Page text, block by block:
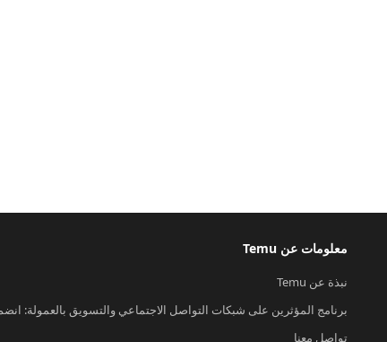
معلومات عن Temu
نبذة عن Temu
برنامج المؤثرين على شبكات التواصل الاجتماعي والتسويق بالعمولة:
تواصل معنا